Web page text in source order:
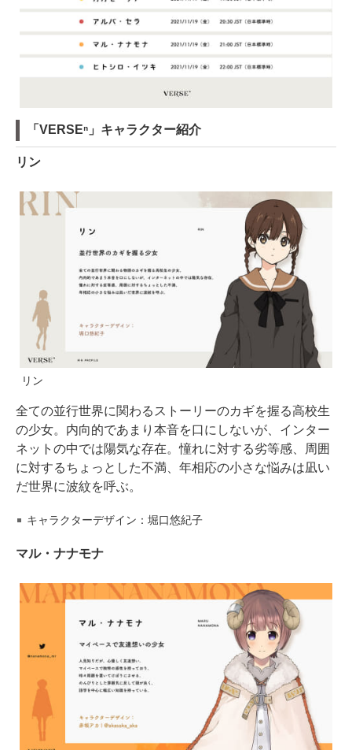
「VERSEⁿ」キャラクター紹介
リン
リン
全ての並行世界に関わるストーリーのカギを握る高校生
の少女。内向的であまり本音を口にしないが、インター
ネットの中では陽気な存在。憧れに対する劣等感、周囲
に対するちょっとした不満、年相応の小さな悩みは凪い
だ世界に波紋を呼ぶ。
キャラクターデザイン：堀口悠紀子
マル・ナナモナ